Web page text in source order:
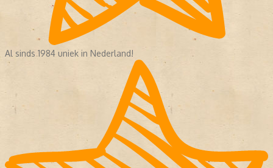
Al sinds 1984 uniek in Nederland!